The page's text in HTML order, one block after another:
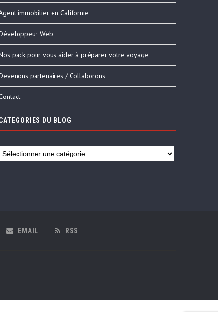
immobilier en Californie
Web
pack pour vous aider à préparer votre voyage
partenaires / Collaborons
CATÉGORIES DU BLOG
EMAIL RSS